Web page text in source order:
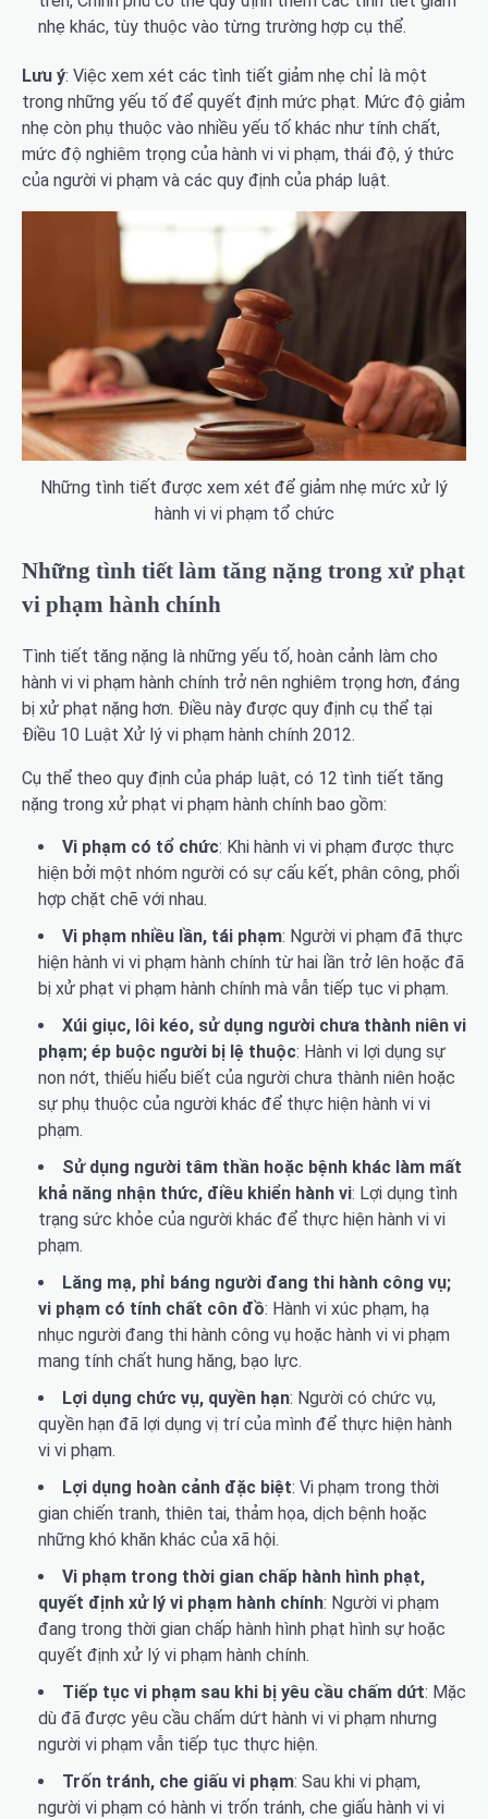
nhẹ khác, tùy thuộc vào từng trường hợp cụ thể.
Lưu ý: Việc xem xét các tình tiết giảm nhẹ chỉ là một
trong những yếu tố để quyết định mức phạt. Mức độ giảm
nhẹ còn phụ thuộc vào nhiều yếu tố khác như tính chất,
mức độ nghiêm trọng của hành vi vi phạm, thái độ, ý thức
của người vi phạm và các quy định của pháp luật.
Những tình tiết được xem xét để giảm nhẹ mức xử lý
hành vi vi phạm tổ chức
Những tình tiết làm tăng nặng trong xử phạt
vi phạm hành chính
Tình tiết tăng nặng là những yếu tố, hoàn cảnh làm cho
hành vi vi phạm hành chính trở nên nghiêm trọng hơn, đáng
bị xử phạt nặng hơn. Điều này được quy định cụ thể tại
Điều 10 Luật Xử lý vi phạm hành chính 2012.
Cụ thể theo quy định của pháp luật, có 12 tình tiết tăng
nặng trong xử phạt vi phạm hành chính bao gồm:
Vi phạm có tổ chức: Khi hành vi vi phạm được thực
hiện bởi một nhóm người có sự cấu kết, phân công, phối
hợp chặt chẽ với nhau.
Vi phạm nhiều lần, tái phạm: Người vi phạm đã thực
hiện hành vi vi phạm hành chính từ hai lần trở lên hoặc đã
bị xử phạt vi phạm hành chính mà vẫn tiếp tục vi phạm.
Xúi giục, lôi kéo, sử dụng người chưa thành niên vi
phạm; ép buộc người bị lệ thuộc: Hành vi lợi dụng sự
non nớt, thiếu hiểu biết của người chưa thành niên hoặc
sự phụ thuộc của người khác để thực hiện hành vi vi
phạm.
Sử dụng người tâm thần hoặc bệnh khác làm mất
khả năng nhận thức, điều khiển hành vi: Lợi dụng tình
trạng sức khỏe của người khác để thực hiện hành vi vi
phạm.
Lăng mạ, phỉ báng người đang thi hành công vụ;
vi phạm có tính chất côn đồ: Hành vi xúc phạm, hạ
nhục người đang thi hành công vụ hoặc hành vi vi phạm
mang tính chất hung hăng, bạo lực.
Lợi dụng chức vụ, quyền hạn: Người có chức vụ,
quyền hạn đã lợi dụng vị trí của mình để thực hiện hành
vi vi phạm.
Lợi dụng hoàn cảnh đặc biệt: Vi phạm trong thời
gian chiến tranh, thiên tai, thảm họa, dịch bệnh hoặc
những khó khăn khác của xã hội.
Vi phạm trong thời gian chấp hành hình phạt,
quyết định xử lý vi phạm hành chính: Người vi phạm
đang trong thời gian chấp hành hình phạt hình sự hoặc
quyết định xử lý vi phạm hành chính.
Tiếp tục vi phạm sau khi bị yêu cầu chấm dứt: Mặc
dù đã được yêu cầu chấm dứt hành vi vi phạm nhưng
người vi phạm vẫn tiếp tục thực hiện.
Trốn tránh, che giấu vi phạm: Sau khi vi phạm,
người vi phạm có hành vi trốn tránh, che giấu hành vi vi